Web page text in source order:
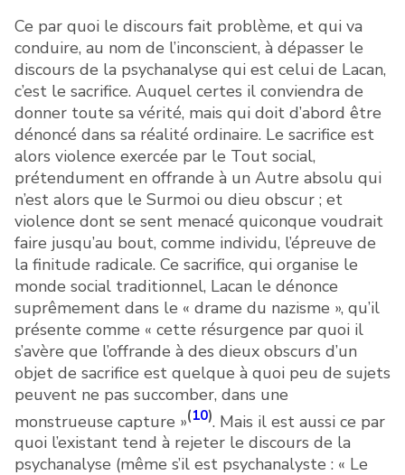
Ce par quoi le discours fait problème, et qui va
conduire, au nom de l’inconscient, à dépasser le
discours de la psychanalyse qui est celui de Lacan,
c’est le sacrifice. Auquel certes il conviendra de
donner toute sa vérité, mais qui doit d’abord être
dénoncé dans sa réalité ordinaire. Le sacrifice est
alors violence exercée par le Tout social,
prétendument en offrande à un Autre absolu qui
n’est alors que le Surmoi ou dieu obscur ; et
violence dont se sent menacé quiconque voudrait
faire jusqu’au bout, comme individu, l’épreuve de
la finitude radicale. Ce sacrifice, qui organise le
monde social traditionnel, Lacan le dénonce
suprêmement dans le « drame du nazisme », qu’il
présente comme « cette résurgence par quoi il
s’avère que l’offrande à des dieux obscurs d’un
objet de sacrifice est quelque à quoi peu de sujets
peuvent ne pas succomber, dans une
monstrueuse capture »(10). Mais il est aussi ce par
quoi l’existant tend à rejeter le discours de la
psychanalyse (même s’il est psychanalyste : « Le